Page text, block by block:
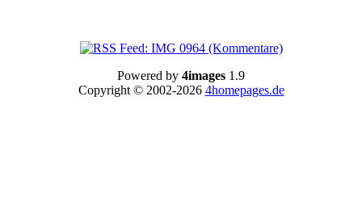
Powered by 4images 1.9
Copyright © 2002-2026 4homepages.de